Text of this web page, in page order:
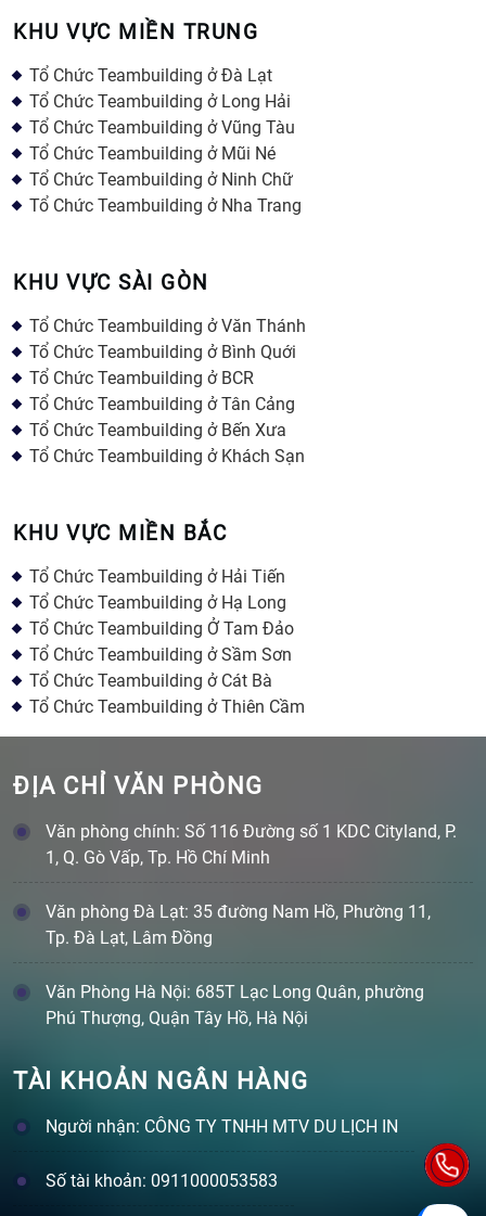
KHU VỰC MIỀN TRUNG
Tổ Chức Teambuilding ở Đà Lạt
Tổ Chức Teambuilding ở Long Hải
Tổ Chức Teambuilding ở Vũng Tàu
Tổ Chức Teambuilding ở Mũi Né
Tổ Chức Teambuilding ở Ninh Chữ
Tổ Chức Teambuilding ở Nha Trang
KHU VỰC SÀI GÒN
Tổ Chức Teambuilding ở Văn Thánh
Tổ Chức Teambuilding ở Bình Quới
Tổ Chức Teambuilding ở BCR
Tổ Chức Teambuilding ở Tân Cảng
Tổ Chức Teambuilding ở Bến Xưa
Tổ Chức Teambuilding ở Khách Sạn
KHU VỰC MIỀN BẮC
Tổ Chức Teambuilding ở Hải Tiến
Tổ Chức Teambuilding ở Hạ Long
Tổ Chức Teambuilding Ở Tam Đảo
Tổ Chức Teambuilding ở Sầm Sơn
Tổ Chức Teambuilding ở Cát Bà
Tổ Chức Teambuilding ở Thiên Cầm
ĐỊA CHỈ VĂN PHÒNG
Văn phòng chính: Số 116 Đường số 1 KDC Cityland, P.
1, Q. Gò Vấp, Tp. Hồ Chí Minh
Văn phòng Đà Lạt: 35 đường Nam Hồ, Phường 11,
Tp. Đà Lạt, Lâm Đồng
Văn Phòng Hà Nội: 685T Lạc Long Quân, phường
Phú Thượng, Quận Tây Hồ, Hà Nội
TÀI KHOẢN NGÂN HÀNG
Người nhận: CÔNG TY TNHH MTV DU LỊCH IN
Số tài khoản: 0911000053583